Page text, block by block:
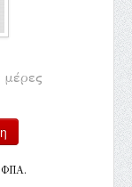
μέρες
ΦΠΑ.